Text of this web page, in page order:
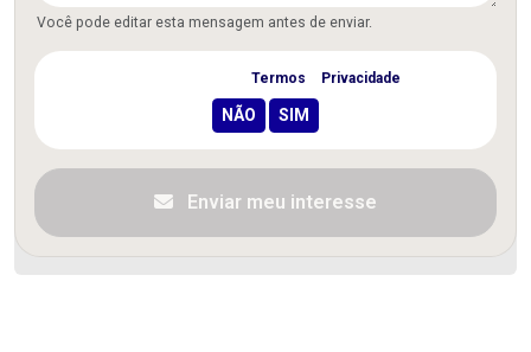
Você pode editar esta mensagem antes de enviar.
Termos Privacidade
Enviar meu interesse